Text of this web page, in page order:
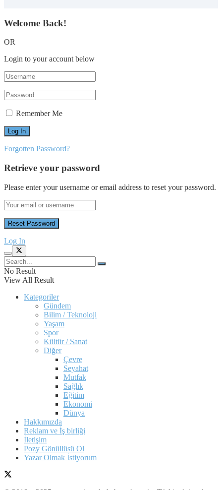
Welcome Back!
OR
Login to your account below
Remember Me
Forgotten Password?
Retrieve your password
Please enter your username or email address to reset your password.
Log In
No Result
View All Result
Kategoriler
Gündem
Bilim / Teknoloji
Yaşam
Spor
Kültür / Sanat
Diğer
Çevre
Seyahat
Mutfak
Sağlık
Eğitim
Ekonomi
Dünya
Hakkımızda
Reklam ve İş birliği
İletişim
Pozy Gönüllüsü Ol
Yazar Olmak İstiyorum